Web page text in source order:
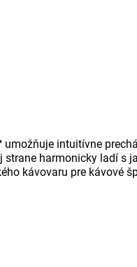
umožňuje intuitívne
harmonicky ladí s
kávovaru pre kávové